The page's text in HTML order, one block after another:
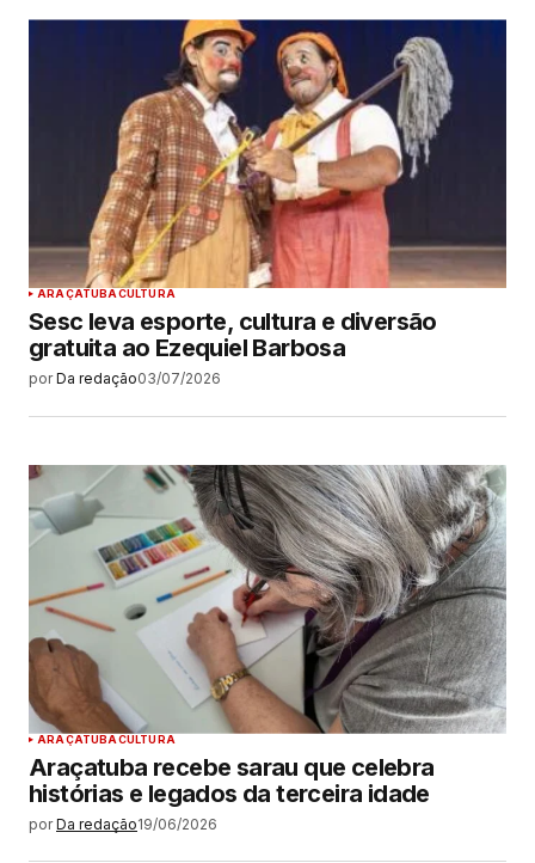
ARAÇATUBACULTURA
Sesc leva esporte, cultura e diversão
gratuita ao Ezequiel Barbosa
por Da redação03/07/2026
ARAÇATUBACULTURA
Araçatuba recebe sarau que celebra
histórias e legados da terceira idade
por Da redação19/06/2026